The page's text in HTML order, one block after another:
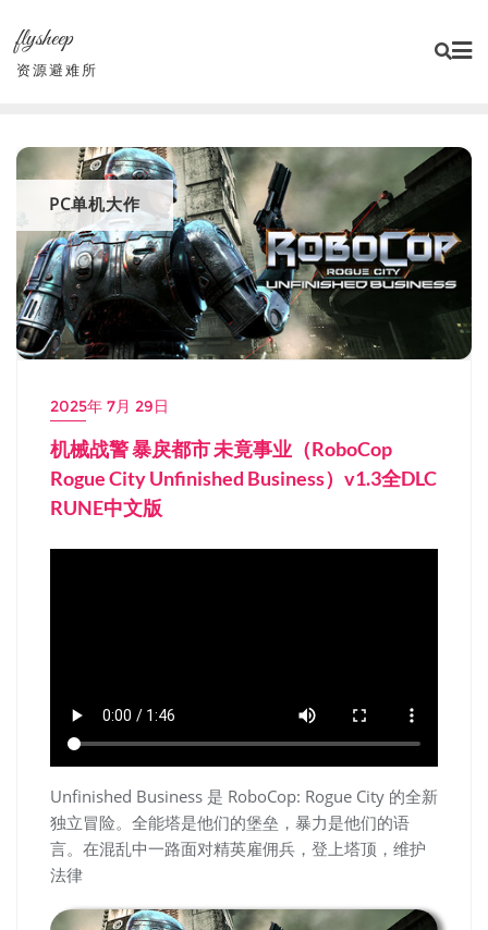
content
flysheep
资源避难所
PC单机大作
2025年 7月 29日
机械战警 暴戾都市 未竟事业（RoboCop
Rogue City Unfinished Business）v1.3全DLC
RUNE中文版
Unfinished Business 是 RoboCop: Rogue City 的全新
独立冒险。全能塔是他们的堡垒，暴力是他们的语
言。在混乱中一路面对精英雇佣兵，登上塔顶，维护
法律